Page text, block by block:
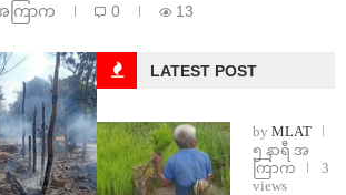
ကြာက 0 13
LATEST POST
by MLAT
၅ နာရီ အ
ကြာက
3
views